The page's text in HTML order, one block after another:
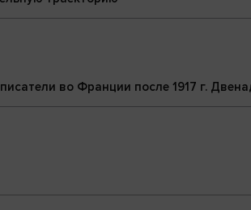
во Франции после 1917 г.